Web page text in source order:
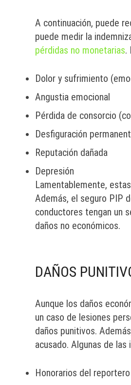
A continuación, puede
puede medir la
pérdidas no monetarias.
Dolor y sufrimiento
Angustia emocional
Pérdida de consorcio
Desfiguración
Reputación dañada
Depresión
Lamentablemente,
Además, el seguro PIP
conductores tengan un
daños no económicos.
DAÑOS
Aunque los daños
un caso de lesiones
daños punitivos.
acusado. Algunas de
Honorarios del